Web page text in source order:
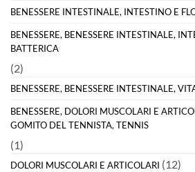
BENESSERE INTESTINALE, INTESTINO E
BENESSERE, BENESSERE INTESTINALE,
BATTERICA
(2)
BENESSERE, BENESSERE INTESTINALE,
BENESSERE, DOLORI MUSCOLARI E
GOMITO DEL TENNISTA, TENNIS
(1)
DOLORI MUSCOLARI E ARTICOLARI (12)